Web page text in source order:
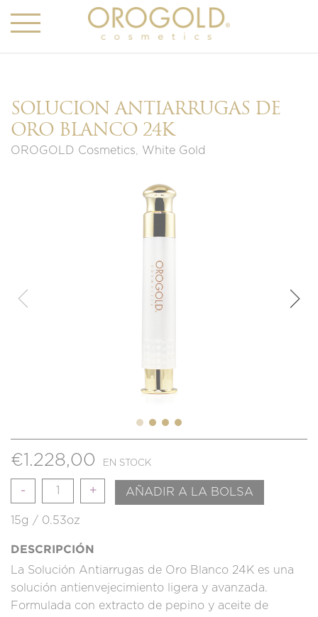
SOLUCIÓN ANTIARRUGAS DE
ORO BLANCO 24K
OROGOLD Cosmetics White Gold
€1.228,00 EN STOCK
Cantidad AÑADIR A LA BOLSA
15g / 0.53oz
DESCRIPCIÓN
La Solución Antiarrugas de Oro Blanco 24K es una
solución antienvejecimiento ligera y avanzada.
Formulada con extracto de pepino y aceite de